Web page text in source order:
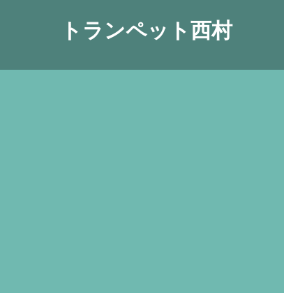
トランペット西村